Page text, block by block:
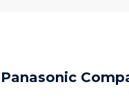
Panasonic